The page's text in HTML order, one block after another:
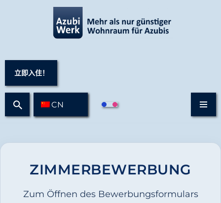
立即入住！
CN
ZIMMERBEWERBUNG
Zum Öffnen des Bewerbungsformulars